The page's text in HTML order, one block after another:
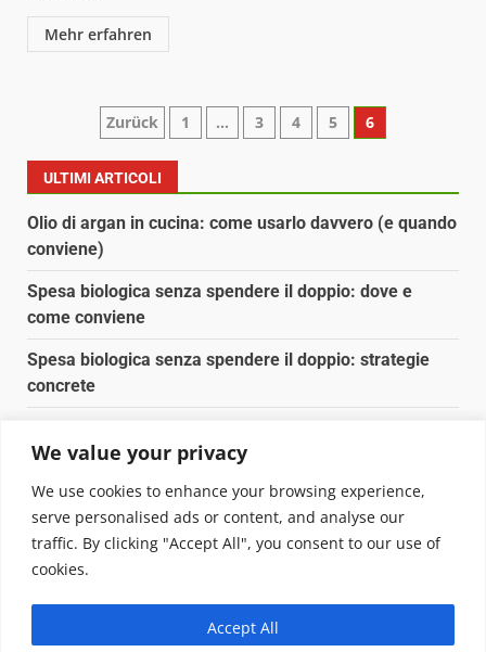
We value your privacy
We use cookies to enhance your browsing experience,
serve personalised ads or content, and analyse our
traffic. By clicking "Accept All", you consent to our use of
cookies.
Accept All
Mehr erfahren
Paginazione
degli
articoli
Zurück 1 … 3 4 5 6
ULTIMI ARTICOLI
Olio di argan in cucina: come usarlo davvero (e quando
conviene)
Spesa biologica senza spendere il doppio: dove e
come conviene
Spesa biologica senza spendere il doppio: strategie
concrete
Pulizia naturale della casa: 3 ingredienti che
sostituiscono 10 prodotti chimici
Copyright © 2025 Biopianeta.it proprietà di Jws Media
Questo blog non è una testata giornalistica, in quanto
viene aggiornato senza alcuna periodicità. Non può